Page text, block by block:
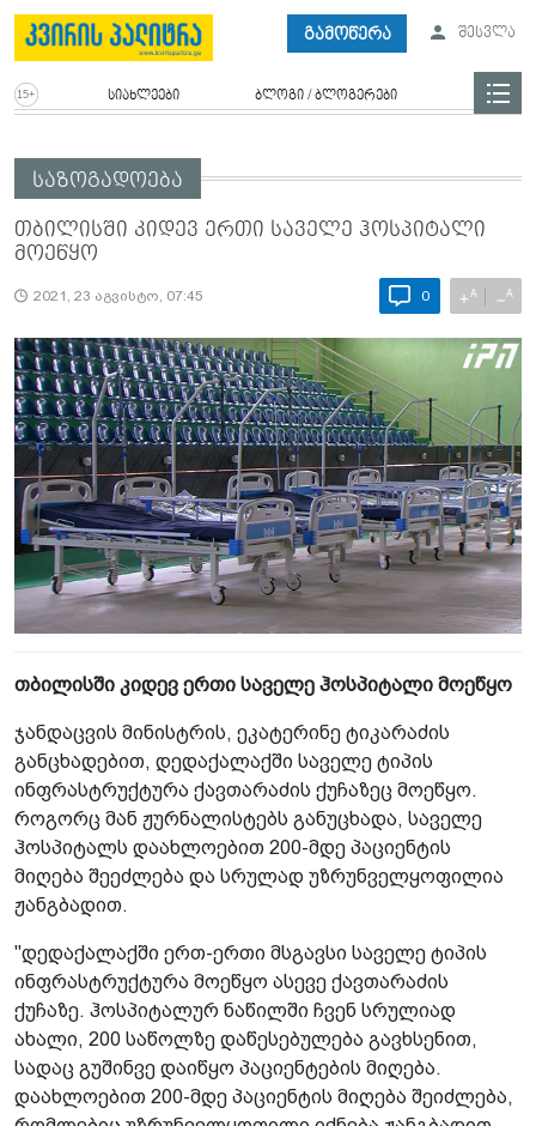
გამოწერა შესვლა
სიახლეები ბლოგი / ბლოგერები
საზოგადოება
თბილისში კიდევ ერთი საველე ჰოსპიტალი
მოეწყო
2021, 23 აგვისტო, 07:45 0 +A −A
თბილისში კიდევ ერთი საველე ჰოსპიტალი მოეწყო
ჯანდაცვის მინისტრის, ეკატერინე ტიკარაძის
განცხადებით, დედაქალაქში საველე ტიპის
ინფრასტრუქტურა ქავთარაძის ქუჩაზეც მოეწყო.
როგორც მან ჟურნალისტებს განუცხადა, საველე
ჰოსპიტალს დაახლოებით 200-მდე პაციენტის
მიღება შეეძლება და სრულად უზრუნველყოფილია
ჟანგბადით.
"დედაქალაქში ერთ-ერთი მსგავსი საველე ტიპის
ინფრასტრუქტურა მოეწყო ასევე ქავთარაძის
ქუჩაზე. ჰოსპიტალურ ნაწილში ჩვენ სრულიად
ახალი, 200 საწოლზე დაწესებულება გავხსენით,
სადაც გუშინვე დაიწყო პაციენტების მიღება.
დაახლოებით 200-მდე პაციენტის მიღება შეიძლება,